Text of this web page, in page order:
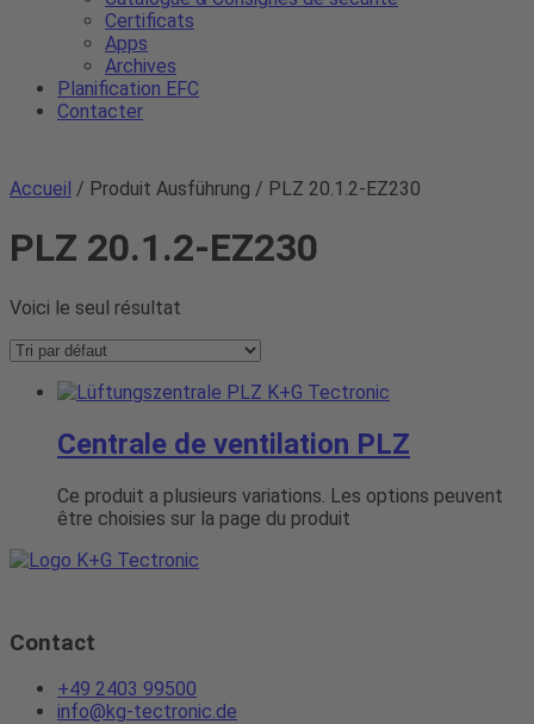
Certificats
Apps
Archives
Planification EFC
Contacter
Accueil / Produit Ausführung / PLZ 20.1.2-EZ230
PLZ 20.1.2-EZ230
Voici le seul résultat
Centrale de ventilation PLZ
Ce produit a plusieurs variations. Les options peuvent
être choisies sur la page du produit
Contact
+49 2403 99500
info@kg-tectronic.de